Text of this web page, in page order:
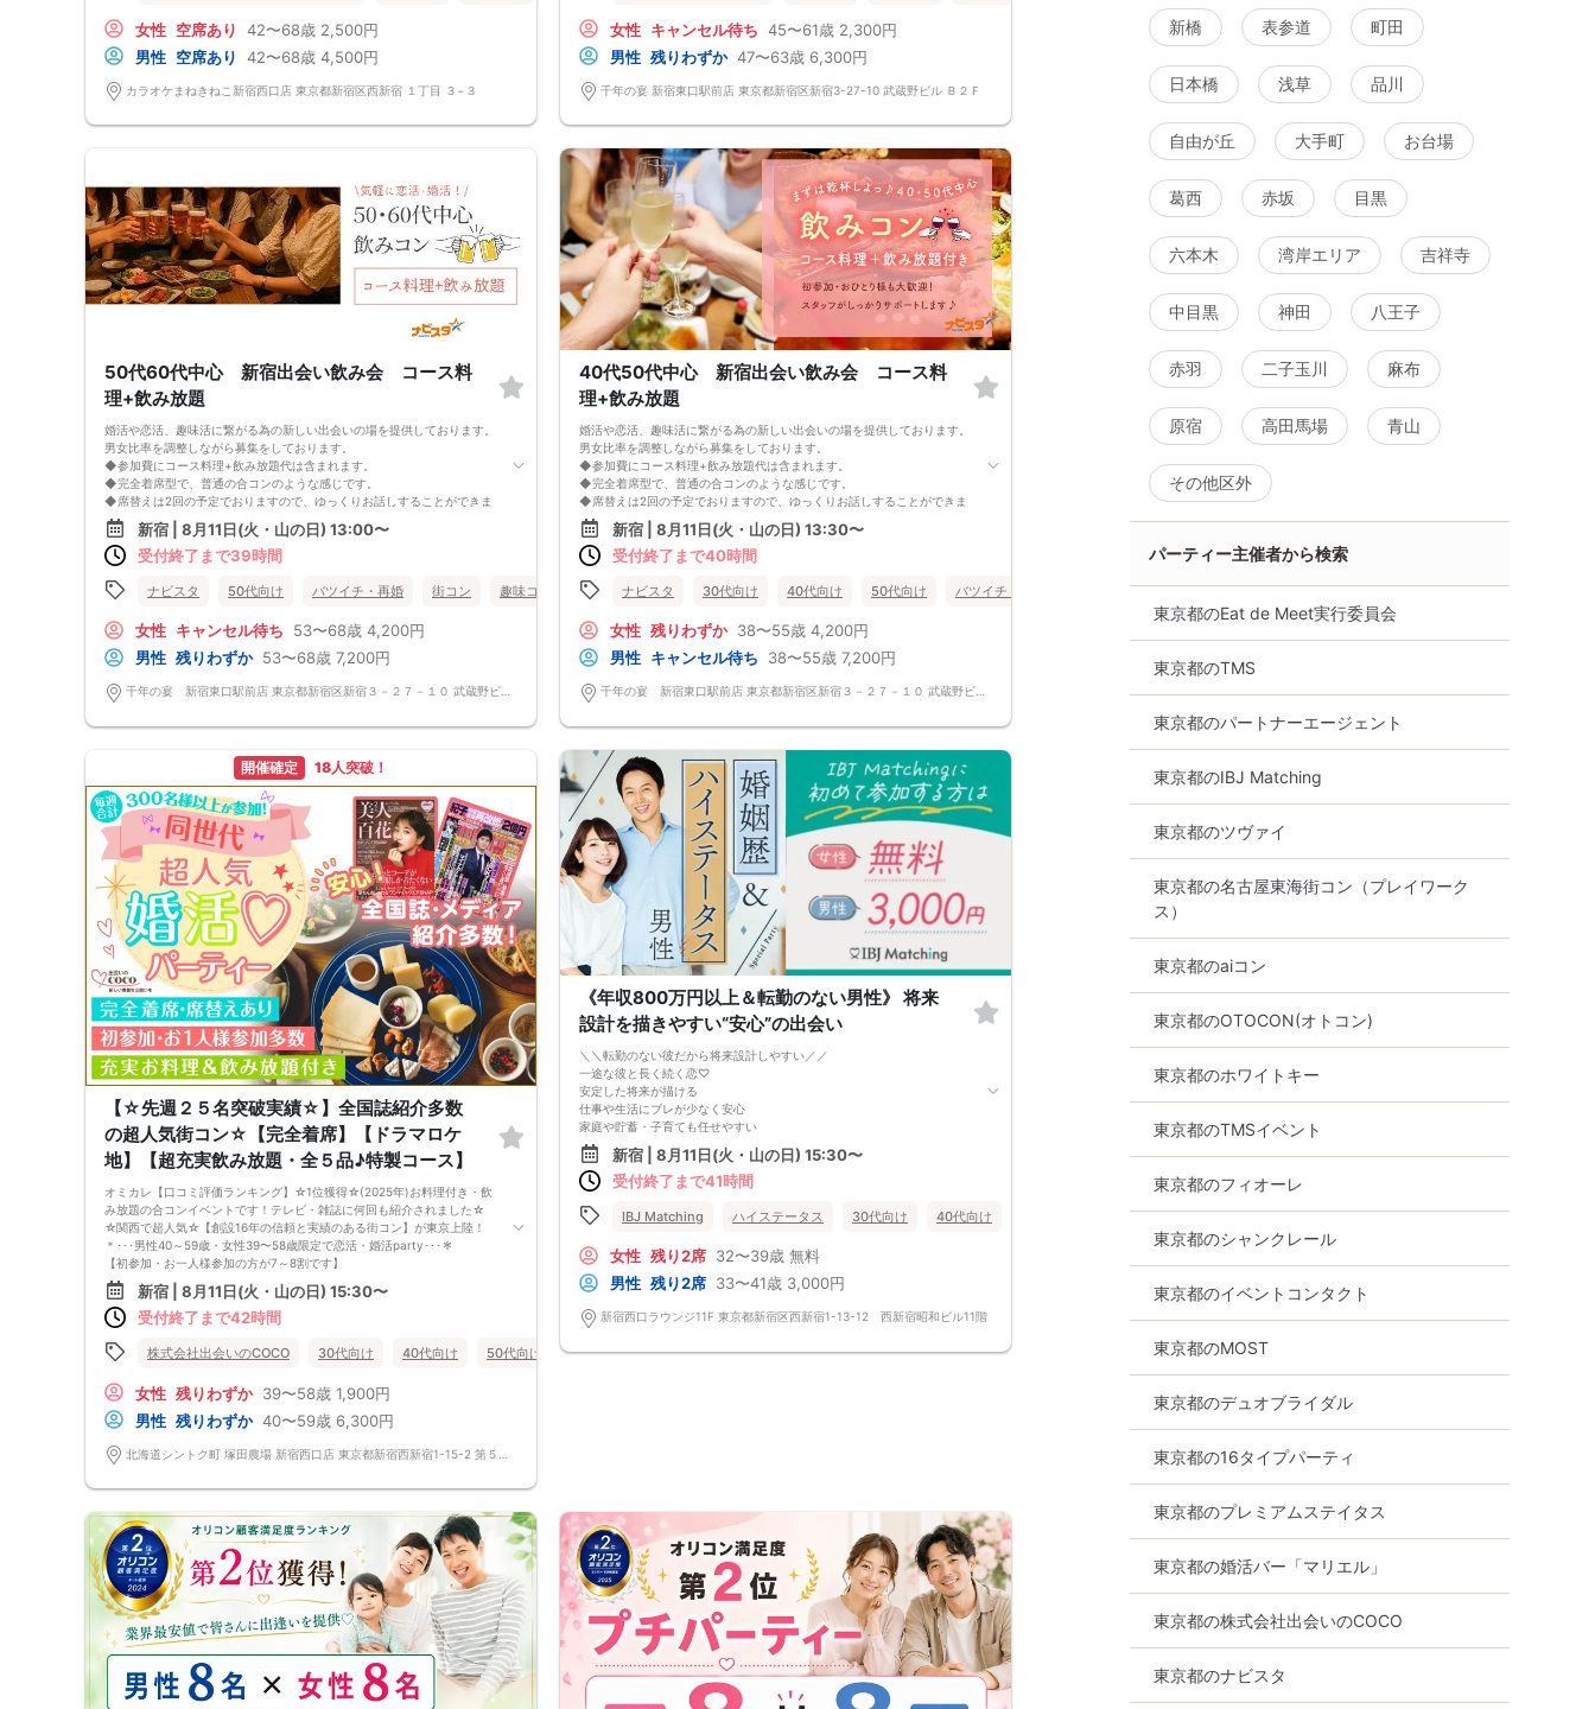
★「ドリンクバーつき、朝活スタイルでさわやかなスタート」
★「歌が好きだけど、まわりに同じ趣味の人がいない…」
★「できれば、趣味を大切にしながら自然なかたちで出会いたい」
★★★★★
唄えなくても、唄わなくても、聴いてるだけでもOKです！
⚫️ジャンルは問いません！昭和歌謡、J-POP、演歌、洋楽、アイドルソン
グなど何でもOK♪
⚫️「この曲、学生時代によく歌ったな〜」という懐かしい一曲も大歓迎！
⚫️もちろん「最新のヒット曲を歌いたい！」という方も大歓迎！
「女性一人でも参加しやすいかな…」そんな不安がある方もご安心を。
音楽が好きな仲間同士なので、初対面でも会話が自然と弾みます！
「昔よく歌ってた曲の話ができて嬉しかった！」
「好きな曲を一緒に口ずさめて、元気が出た！」
安心して楽しめる空間で、趣味から始まる素敵な出会いを見つけてくださ
い！！
飲食・アルコール持ち込み自由です！
＊中止判断と連絡は、前日の23時までに行います
＊「定価：男性4,500円→早割（一週間前まで）：4,000円 女性2,500円
→早割（一週間前まで）：2,000円」
女性 空席あり 42〜68歳 2,500円
男性 空席あり 42〜68歳 4,500円
カラオケまねきねこ新宿西口店 東京都新宿区西新宿 １丁目 ３−３
嬉しい！お料理はビュッフェ形式ではなく、店員さんがご丁寧にお席まで
お持ちいたします！
お店自慢のお料理を召し上がって頂きながら、ゆっくりと交流をお楽しみ
《ドラマのロケ地で有名な会場で完全着席PARTY》
オススメです
落ち着いた空間での交流が楽しめます！
《一人参加、初参加大歓迎》
完全着席スタイルですのでひとりぼっちになることはありません！お一人
様参加者様同士の席の配置。
スタッフのフォローが人気の理由です。
《恋人、友人、人脈、必ず出会える！関西で超人気の飲み会！が東京上
陸！》
□結婚がしたい
□恋人が欲しい
□友人を増やしたい
□人脈を広げたい
□日常に刺激が欲しい
□お酒が大好き
□楽しいことが大好き
□飲み会が大好き
□確実に出会える街コンに参加したい人
□一緒に合コン・コンパに行ける飲み友が欲しい人
□家と職場の往復の毎日を変えたい人
《フード》
飲み放題と大満足なお料理を提供♪
嬉しい！店員さんがご丁寧にお席までお持ちします！
皆様に満足していただけるように、お店と打ち合わせを重ね、こだわりの
フードを提供いただいております♪
☆店員さんがご丁寧に一杯ずつ手作り致します！
100種類以上の豊富なドリンクメニュー、変わり種ドリンクもご用意♪
□ビール
□チューハイ
□ハイボール
□グラスワイン
□各種ソフトドリンク
【 服装 】
お気に入りの普段着でご参加ください。
【 参加定員数 】
30名様
🔳最小開催人数：2対2
🔳中止判断タイミング：開催1時間前
🔳飲食あり
女性 キャンセル待ち 45〜61歳 2,300円
男性 残りわずか 47〜63歳 6,300円
千年の宴 新宿東口駅前店 東京都新宿区新宿3-27-10 武蔵野ビル Ｂ２Ｆ
50代60代中心 新宿出会い飲み会 コース料
理+飲み放題
婚活や恋活、趣味活に繋がる為の新しい出会いの場を提供しております。
男女比率を調整しながら募集をしております。
◆参加費にコース料理+飲み放題代は含まれます。
◆完全着席型で、普通の合コンのような感じです。
◆席替えは2回の予定でおりますので、ゆっくりお話しすることができま
す。
少人数開催の場合席替えがない場合もございます。
◆スタートから終わりまで、スタッフも同行しますので、一人参加の方や
◆カップリング・プロフィールカードの記入はございません。
先を交換しておいてください。
最大人数・最少人数について
◆最少開催人数 男性2名・女性2名になります。
動する場合がございます。
しか集まらないこともあり、集まり方は運営側も予測できない部分はござ
相性や人柄など要素が大きいです。 結局は、運次第のところはございま
す。
◆最少催行人数に満たない場合 開催前日23時までに最少催行人数に届か
なかった場合は開催中止とさせていただきます。 また天候や状況などに
より中止されることがございます。
◆中止判断タイミングは開始前日の23時となりますが、申込者の直前の
キャンセルにより、直前でも中止になる場合もございます。 中止時も交
通費など保証はございません。
◆ご予約の操作と同時に上述の注意事項に同意したものと致します。
最大人数・最少人数について
◆最少開催人数 男性2名・女性2名になります。
◆最大募集人数 男性10名・女性10名になります。 ※但し、企画により変
動する場合がございます。
◆開催人数につきましては、前月20人集まった企画でも、翌月6人くらい
しか集まらないこともあり、集まり方は運営側も予測できない部分はござ
います。 楽しい会かどうかは、参加人数より、その時に参加される方の
相性や人柄など要素が大きいです。 結局は、運次第のところはございま
す。
◆最少催行人数に満たない場合 開催前日23時までに最少催行人数に届か
なかった場合は開催中止とさせていただきます。 また天候や状況などに
より中止されることがございます。
◆中止判断タイミングは開始前日の23時となりますが、申込者の直前の
キャンセルにより、直前でも中止になる場合もございます。 中止時も交
◆ご予約の操作と同時に上述の注意事項に同意したものと致します。
コース料理
・枝豆
・新鮮野菜のチョレギサラダ
・比叡生湯葉入り御造り二種
・海老塩炙り焼
・ナゲット＆ポテト
・点心三種
飲み放題
新宿 | 8月11日(火・山の日) 13:00〜
受付終了まで39時間
ナビスタ 50代向け バツイチ・再婚 街コン 趣味コン 食事あり 東京都 新宿
女性 キャンセル待ち 53〜68歳 4,200円
男性 残りわずか 53〜68歳 7,200円
40代50代中心 新宿出会い飲み会 コース料
理+飲み放題
婚活や恋活、趣味活に繋がる為の新しい出会いの場を提供しております。
男女比率を調整しながら募集をしております。
◆参加費にコース料理+飲み放題代は含まれます。
◆完全着席型で、普通の合コンのような感じです。
◆席替えは2回の予定でおりますので、ゆっくりお話しすることができま
す。
少人数開催の場合席替えがない場合もございます。
◆スタートから終わりまで、スタッフも同行しますので、一人参加の方や
◆カップリング・プロフィールカードの記入はございません。
先を交換しておいてください。
最大人数・最少人数について
◆最少開催人数 男性2名・女性2名になります。
動する場合がございます。
しか集まらないこともあり、集まり方は運営側も予測できない部分はござ
います。 楽しい会かどうかは、参加人数より、その時に参加される方の
相性や人柄など要素が大きいです。 結局は、運次第のところはございま
す。
◆最少催行人数に満たない場合 開催前日23時までに最少催行人数に届か
なかった場合は開催中止とさせていただきます。 また天候や状況などに
より中止されることがございます。
◆中止判断タイミングは開始前日の23時となりますが、申込者の直前の
キャンセルにより、直前でも中止になる場合もございます。 中止時も交
通費など保証はございません。
◆ご予約の操作と同時に上述の注意事項に同意したものと致します。
最大人数・最少人数について
◆最少開催人数 男性2名・女性2名になります。
◆最大募集人数 男性10名・女性10名になります。 ※但し、企画により変
◆開催人数につきましては、前月20人集まった企画でも、翌月6人くらい
しか集まらないこともあり、集まり方は運営側も予測できない部分はござ
います。 楽しい会かどうかは、参加人数より、その時に参加される方の
相性や人柄など要素が大きいです。 結局は、運次第のところはございま
す。
◆最少催行人数に満たない場合 開催前日23時までに最少催行人数に届か
なかった場合は開催中止とさせていただきます。 また天候や状況などに
より中止されることがございます。
◆中止判断タイミングは開始前日の23時となりますが、申込者の直前の
キャンセルにより、直前でも中止になる場合もございます。 中止時も交
通費など保証はございません。
◆ご予約の操作と同時に上述の注意事項に同意したものと致します。
コース料理
・新鮮野菜のチョレギサラダ
・比叡生湯葉入り御造り二種
・海老塩炙り焼
・点心三種
飲み放題
新宿 | 8月11日(火・山の日) 13:30〜
受付終了まで40時間
ナビスタ 30代向け 40代向け 50代向け バツイチ・再婚 食事あり 東京都 新宿
女性 残りわずか 38〜55歳 4,200円
男性 キャンセル待ち 38〜55歳 7,200円
開催確定 18人突破！
【☆先週２５名突破実績☆】全国誌紹介多数
の超人気街コン☆【完全着席】【ドラマロケ
地】【超充実飲み放題・全５品♪特製コース】
オミカレ【口コミ評価ランキング】☆1位獲得☆(2025年)お料理付き・飲
み放題の合コンイベントです！テレビ・雑誌に何回も紹介されました☆
☆関西で超人気☆【創設16年の信頼と実績のある街コン】が東京上陸！
＊･･･男性40～59歳・女性39〜58歳限定で恋活・婚活party･･･＊
【初参加・お一人様参加の方が7～8割です】
安心してご参加ください♪
お一人様でも気軽に参加できるparty☆
当イベントスタッフが参加者様の立場に立って、最初から最後まで徹底的
■□完全着席♪MCによる席がえあり！ ドラマのロケ地・結婚式の二次会
嬉しい！お料理はビュッフェ形式ではなく、店員さんがご丁寧にお席まで
お持ちいたします！
お店自慢のお料理を召し上がって頂きながら、ゆっくりと交流をお楽しみ
《ドラマのロケ地で有名な会場で完全着席PARTY》
オススメです
落ち着いた空間での交流が楽しめます！
《一人参加、初参加大歓迎》
完全着席スタイルですのでひとりぼっちになることはありません！お一人
様参加者様同士の席の配置。
スタッフのフォローが人気の理由です。
《恋人、友人、人脈、必ず出会える！関西で超人気の飲み会！が東京上
陸！》
□結婚がしたい
□恋人が欲しい
□友人を増やしたい
□人脈を広げたい
新宿 | 8月11日(火・山の日) 15:30〜
受付終了まで42時間
株式会社出会いのCOCO 30代向け 40代向け 50代向け バツイチ・再婚 街コン 食事あり 東京都 新宿
女性 残りわずか 39〜58歳 1,900円
男性 残りわずか 40〜59歳 6,300円
《年収800万円以上＆転勤のない男性》 将来
設計を描きやすい“安心”の出会い
＼＼転勤のない彼だから将来設計しやすい／／
一途な彼と長く続く恋♡
安定した将来が描ける
仕事や生活にブレが少なく安心
家庭や貯蓄・子育ても任せやすい
一途で誠実なパートナー
約束や責任感をしっかり守るタイプ
浮気や軽率な行動の心配がなく安心
新宿 | 8月11日(火・山の日) 15:30〜
受付終了まで41時間
IBJ Matching ハイステータス 30代向け 40代向け 個室 女性無料 東京都 新宿
女性 残り2席 32〜39歳 無料
男性 残り2席 33〜41歳 3,000円
新宿西口ラウンジ11F 東京都新宿区西新宿1-13-12 西新宿昭和ビル11階
新橋 表参道 町田
日本橋 浅草 品川
自由が丘 大手町 お台場
葛西 赤坂 目黒
六本木 湾岸エリア 吉祥寺
中目黒 神田 八王子
赤羽 二子玉川 麻布
原宿 高田馬場 青山
その他区外
パーティー主催者から検索
東京都のEat de Meet実行委員会
東京都のTMS
東京都のパートナーエージェント
東京都のIBJ Matching
東京都のツヴァイ
東京都の名古屋東海街コン（プレイワーク
ス）
東京都のaiコン
東京都のOTOCON(オトコン)
東京都のホワイトキー
東京都のTMSイベント
東京都のフィオーレ
東京都のシャンクレール
東京都のイベントコンタクト
東京都のMOST
東京都のデュオブライダル
東京都の16タイプパーティ
東京都のプレミアムステイタス
東京都の婚活バー「マリエル」
東京都の株式会社出会いのCOCO
東京都のナビスタ